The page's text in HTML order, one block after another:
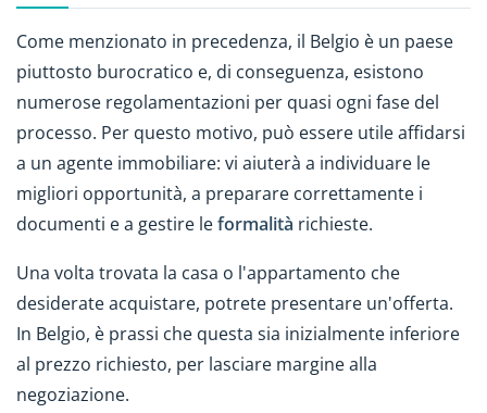
Come menzionato in precedenza, il Belgio è un paese
piuttosto burocratico e, di conseguenza, esistono
numerose regolamentazioni per quasi ogni fase del
processo. Per questo motivo, può essere utile affidarsi
a un agente immobiliare: vi aiuterà a individuare le
migliori opportunità, a preparare correttamente i
documenti e a gestire leformalità richieste.
Una volta trovata la casa o l'appartamento che
desiderate acquistare, potrete presentare un'offerta.
In Belgio, è prassi che questa sia inizialmente inferiore
al prezzo richiesto, per lasciare margine alla
negoziazione.